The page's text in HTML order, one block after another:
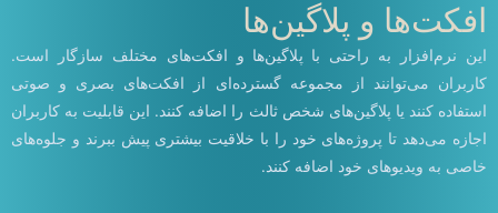
افکت‌ها و پلاگین‌ها
این نرم‌افزار به راحتی با پلاگین‌ها و افکت‌های مختلف سازگار است.
کاربران می‌توانند از مجموعه گسترده‌ای از افکت‌های بصری و صوتی
استفاده کنند یا پلاگین‌های شخص ثالث را اضافه کنند. این قابلیت به کاربران
اجازه می‌دهد تا پروژه‌های خود را با خلاقیت بیشتری پیش ببرند و جلوه‌های
خاصی به ویدیوهای خود اضافه کنند.